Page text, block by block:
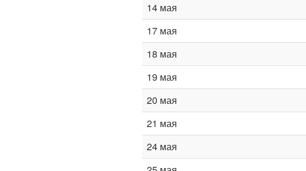
14 мая
17 мая
18 мая
19 мая
20 мая
21 мая
24 мая